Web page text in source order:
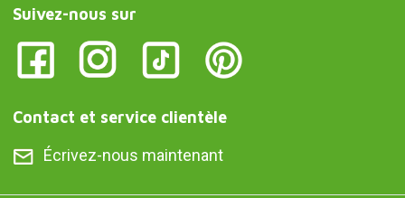
Suivez-nous sur
Contact et service clientèle
Écrivez-nous maintenant